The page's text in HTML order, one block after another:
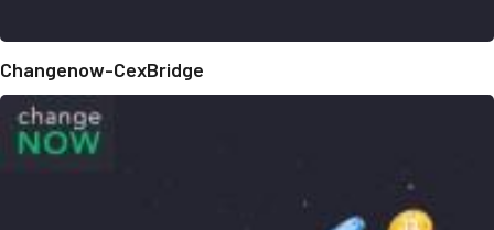
Changenow-CexBridge